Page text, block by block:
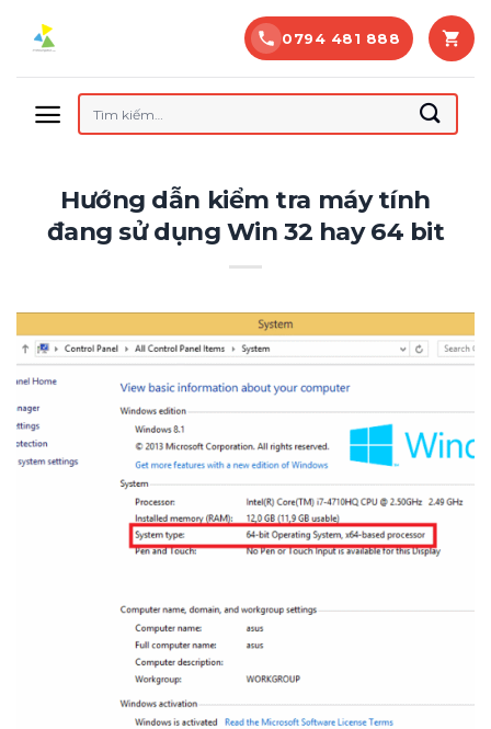
0794 481 888
Tìm
kiếm:
Hướng dẫn kiểm tra máy tính
đang sử dụng Win 32 hay 64 bit